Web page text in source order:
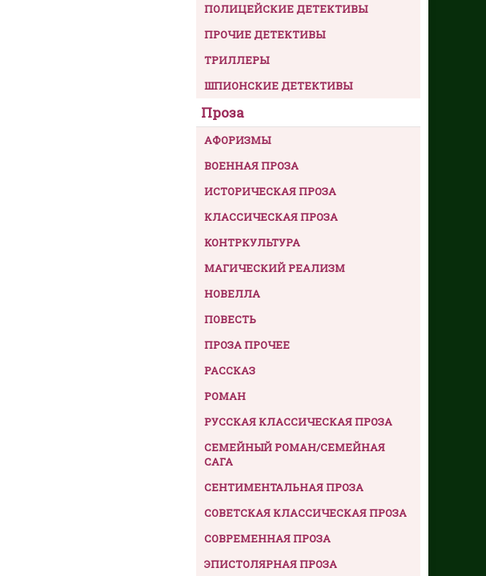
ПОЛИЦЕЙСКИЕ ДЕТЕКТИВЫ
ПРОЧИЕ ДЕТЕКТИВЫ
ТРИЛЛЕРЫ
ШПИОНСКИЕ ДЕТЕКТИВЫ
Проза
АФОРИЗМЫ
ВОЕННАЯ ПРОЗА
ИСТОРИЧЕСКАЯ ПРОЗА
КЛАССИЧЕСКАЯ ПРОЗА
КОНТРКУЛЬТУРА
МАГИЧЕСКИЙ РЕАЛИЗМ
НОВЕЛЛА
ПОВЕСТЬ
ПРОЗА ПРОЧЕЕ
РАССКАЗ
РОМАН
РУССКАЯ КЛАССИЧЕСКАЯ ПРОЗА
СЕМЕЙНЫЙ РОМАН/СЕМЕЙНАЯ
САГА
СЕНТИМЕНТАЛЬНАЯ ПРОЗА
СОВЕТСКАЯ КЛАССИЧЕСКАЯ ПРОЗА
СОВРЕМЕННАЯ ПРОЗА
ЭПИСТОЛЯРНАЯ ПРОЗА